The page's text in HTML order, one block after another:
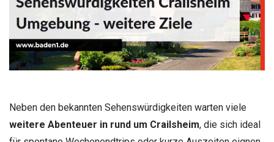
Neben den bekannten Sehenswürdigkeiten warten viele
weitere Abenteuer in rund um Crailsheim, die sich ideal